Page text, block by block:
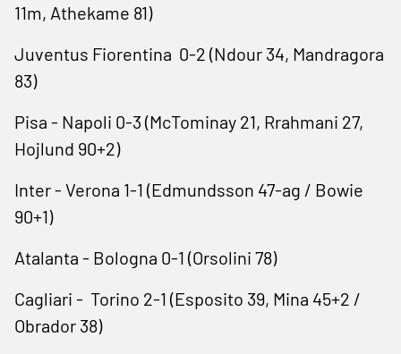
11m, Athekame ​81)
Juventus Fiorentina 0-2 (‌Ndour 34, Mandragora
83)
Pisa - Napoli 0-3 (McTominay 21, Rrahmani 27,
Hojlund 90+2)
Inter - Verona 1-1 (Edmundsson 47-ag / Bowie
90+1)
Atalanta - Bologna 0-1 (Orsolini 78)
Cagliari - Torino 2-1 (Esposito 39, Mina 45+2 /
Obrador 38)